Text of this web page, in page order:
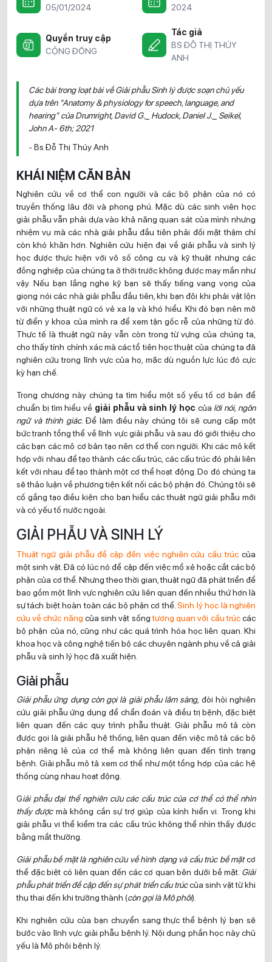
05/01/2024
2024
Quyền truy cập
CỘNG ĐỒNG
Tác giả
BS ĐỖ THỊ THÚY
ANH
Các bài trong loạt bài về Giải phẫu Sinh lý được soạn chủ yếu
dựa trên "Anatomy & physiology for speech, language, and
hearing" của Drumright, David G._ Hudock, Daniel J._ Seikel,
John A- 6th; 2021
- Bs Đỗ Thị Thúy Anh
KHÁI NIỆM CĂN BẢN
Nghiên cứu về cơ thể con người và các bộ phận của nó có
truyền thống lâu đời và phong phú. Mặc dù các sinh viên học
giải phẫu vẫn phải dựa vào khả năng quan sát của mình nhưng
nhiệm vụ mà các nhà giải phẫu đầu tiên phải đối mặt thậm chí
còn khó khăn hơn. Nghiên cứu hiện đại về giải phẫu và sinh lý
học được thực hiện với vô số công cụ và kỹ thuật nhưng các
đồng nghiệp của chúng ta ở thời trước không được may mắn như
vậy. Nếu bạn lắng nghe kỹ bạn sẽ thấy tiếng vang vọng của
giọng nói các nhà giải phẫu đầu tiên, khi bạn đôi khi phải vật lộn
với những thuật ngữ có vẻ xa lạ và khó hiểu. Khi đó bạn nên mở
từ điển y khoa của mình ra để xem tận gốc rễ của những từ đó.
Thực tế là thuật ngữ này vẫn còn trong từ vựng của chúng ta,
cho thấy tính chính xác mà các tổ tiên học thuật của chúng ta đã
nghiên cứu trong lĩnh vực của họ, mặc dù nguồn lực lúc đó cực
kỳ hạn chế.
Trong chương này chúng ta tìm hiểu một số yếu tố cơ bản để
chuẩn bị tìm hiểu về giải phẫu và sinh lý học của lời nói, ngôn
ngữ và thính giác. Để làm điều này chúng tôi sẽ cung cấp một
bức tranh tổng thể về lĩnh vực giải phẫu và sau đó giới thiệu cho
các bạn các mô cơ bản tạo nên cơ thể con người. Khi các mô kết
hợp với nhau để tạo thành các cấu trúc, các cấu trúc đó phải liên
kết với nhau để tạo thành một cơ thể hoạt động. Do đó chúng ta
sẽ thảo luận về phương tiện kết nối các bộ phận đó. Chúng tôi sẽ
cố gắng tạo điều kiện cho bạn hiểu các thuật ngữ giải phẫu mới
và có yếu tố nước ngoài.
GIẢI PHẪU VÀ SINH LÝ
Thuật ngữ giải phẫu để cập đến việc nghiên cứu cấu trúc của
một sinh vật. Đã có lúc nó để cập đến việc mổ xẻ hoặc cắt các bộ
phận của cơ thể. Nhưng theo thời gian, thuật ngữ đã phát triển để
bao gồm một lĩnh vực nghiên cứu liên quan đến nhiều thứ hơn là
sự tách biệt hoàn toàn các bộ phận cơ thể.Sinh lý học là nghiên
cứu về chức năng của sinh vật sốngtương quan với cấu trúccác
bộ phận của nó, cũng như các quá trình hóa học liên quan. Khi
khoa học và công nghệ tiến bộ các chuyên ngành phụ về cả giải
phẫu và sinh lý học đã xuất hiện.
Giải phẫu
Giải phẫu ứng dụng còn gọi là giải phẫu lâm sàng, đòi hỏi nghiên
cứu giải phẫu ứng dụng để chẩn đoán và điều trị bệnh, đặc biệt
liên quan đến các quy trình phẫu thuật. Giải phẫu mô tả còn
được gọi là giải phẫu hệ thống, liên quan đến việc mô tả các bộ
phận riêng lẻ của cơ thể mà không liên quan đến tình trạng
bệnh. Giải phẫu mô tả xem cơ thể như một tổng hợp của các hệ
thống cùng nhau hoạt động.
Giải phẫu đại thể nghiên cứu các cấu trúc của cơ thể có thể nhìn
thấy đượcmà không cần sự trợ giúp của kính hiển vi. Trong khi
giải phẫu vi thể kiểm tra các cấu trúc không thể nhìn thấy được
bằng mắt thường.
Giải phẫu bề mặt là nghiên cứu về hình dạng và cấu trúc bề mặtcơ
thể đặc biệt có liên quan đến các cơ quan bên dưới bề mặt. Giải
phẫu phát triển đề cập đến sự phát triển cấu trúccủa sinh vật từ khi
thụ thai đến khi trưởng thành (còn gọi là Mô phôi).
Khi nghiên cứu của bạn chuyển sang thực thể bệnh lý bạn sẽ
bước vào lĩnh vực giải phẫu bệnh lý. Nội dung phần học này chủ
yếu là Mô phôi bệnh lý.